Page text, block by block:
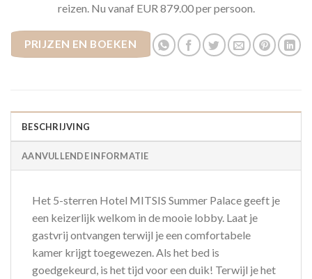
reizen. Nu vanaf EUR 879.00 per persoon.
PRIJZEN EN BOEKEN
BESCHRIJVING
AANVULLENDE INFORMATIE
Het 5-sterren Hotel MITSIS Summer Palace geeft je
een keizerlijk welkom in de mooie lobby. Laat je
gastvrij ontvangen terwijl je een comfortabele
kamer krijgt toegewezen. Als het bed is
goedgekeurd, is het tijd voor een duik! Terwijl je het